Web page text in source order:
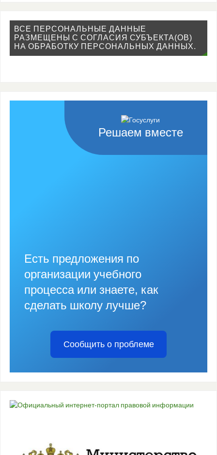
ВСЕ ПЕРСОНАЛЬНЫЕ ДАННЫЕ
РАЗМЕЩЕНЫ С СОГЛАСИЯ СУБЪЕКТА(ОВ)
НА ОБРАБОТКУ ПЕРСОНАЛЬНЫХ ДАННЫХ.
Решаем вместе
Есть предложения по
организации учебного
процесса или знаете, как
сделать школу лучше?
Сообщить о проблеме